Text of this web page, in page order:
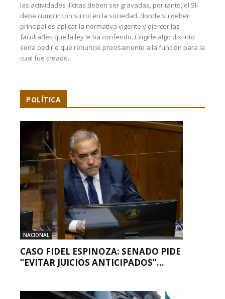
las actividades ilícitas deben ser gravadas, por tanto, el SII
debe cumplir con su rol en la sociedad, donde su deber
principal es aplicar la normativa vigente y ejercer las
facultades que la ley le ha conferido. Exigirle algo distinto
sería pedirle que renuncie precisamente a la función para la
cual fue creado.
POLÍTICA
NACIONAL
CASO FIDEL ESPINOZA: SENADO PIDE
“EVITAR JUICIOS ANTICIPADOS”...